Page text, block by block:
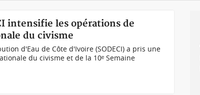
intensifie les opérations de
du civisme
d'Eau de Côte d'Ivoire (SODECI) a pris une
du civisme et de la 10ᵉ Semaine